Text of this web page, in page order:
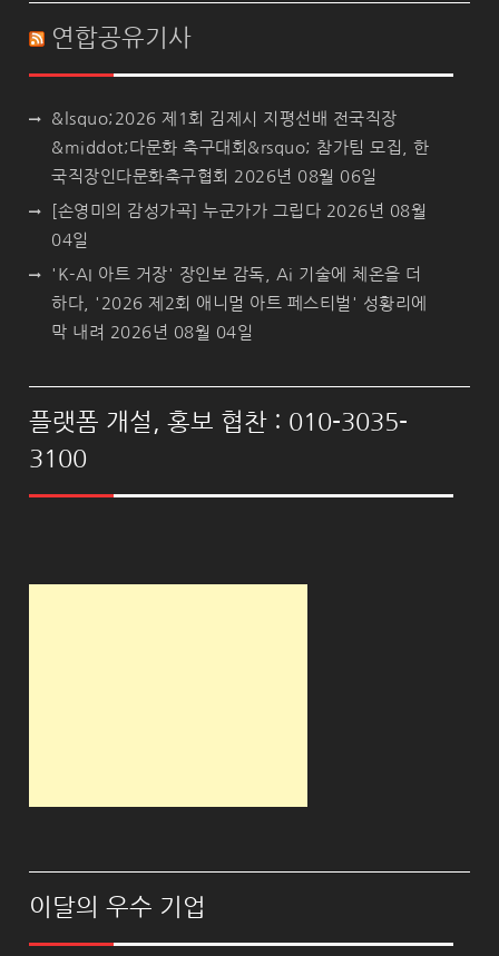
연합공유기사
&lsquo;2026 제1회 김제시 지평선배 전국직장
&middot;다문화 축구대회&rsquo; 참가팀 모집, 한
국직장인다문화축구협회 2026년 08월 06일
[손영미의 감성가곡] 누군가가 그립다 2026년 08월
04일
'K-AI 아트 거장' 장인보 감독, Ai 기술에 체온을 더
하다, '2026 제2회 애니멀 아트 페스티벌' 성황리에
막 내려 2026년 08월 04일
플랫폼 개설, 홍보 협찬 : 010-3035-
3100
이달의 우수 기업